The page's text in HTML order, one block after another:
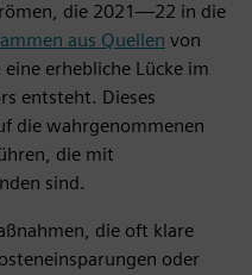
die 2021—22 in die
aus Quellen von
erhebliche Lücke im
entsteht. Dieses
die wahrgenommenen
die mit
sind.
die oft klare
oder